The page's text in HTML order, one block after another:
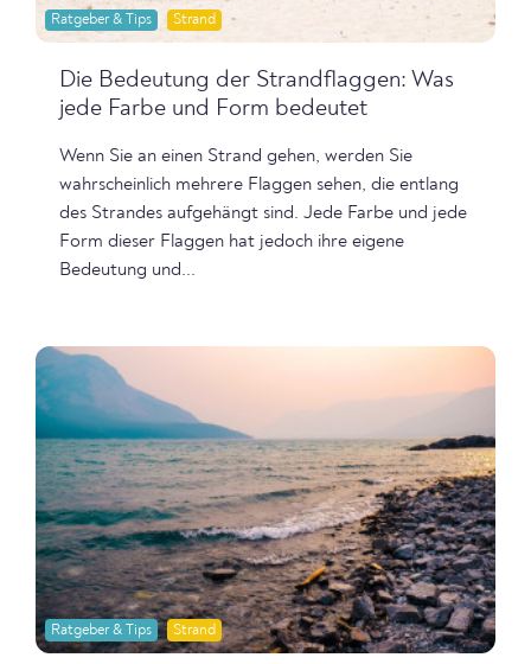
Ratgeber & Tips Strand
Die Bedeutung der Strandflaggen: Was
jede Farbe und Form bedeutet
Wenn Sie an einen Strand gehen, werden Sie
wahrscheinlich mehrere Flaggen sehen, die entlang
des Strandes aufgehängt sind. Jede Farbe und jede
Form dieser Flaggen hat jedoch ihre eigene
Bedeutung und...
Ratgeber & Tips Strand